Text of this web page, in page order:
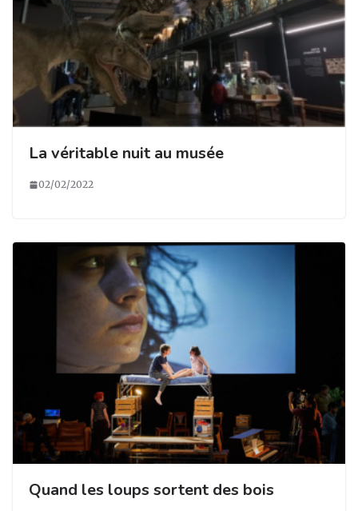
La véritable nuit au musée
02/02/2022
Quand les loups sortent des bois